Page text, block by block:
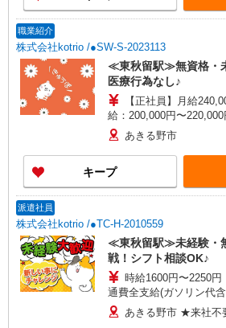
手当として別途支給 ・
歓迎 ・認知症介護基礎
者研修 ・介護福祉士 な
職業紹介
株式会社kotrio /●SW-S-2023113
≪東秋留駅≫無資格・
医療行為なし♪
【正社員】月給
給：200,000円〜
30,000円 ・役職手当：
善手当：20,000〜60,000
により変動） ・固定残
間） ※固定残業時間を超
手当として別途支給 ・
歓迎 ・認知症介護基礎
者研修 ・介護福祉士 な
あきる野市
キープ
派遣社員
株式会社kotrio /●TC-H-2010559
≪東秋留駅≫未経験・
戦！シフト相談OK♪
時給1600円〜2250
通費全支給(ガソリン代
あきる野市 ★来社不